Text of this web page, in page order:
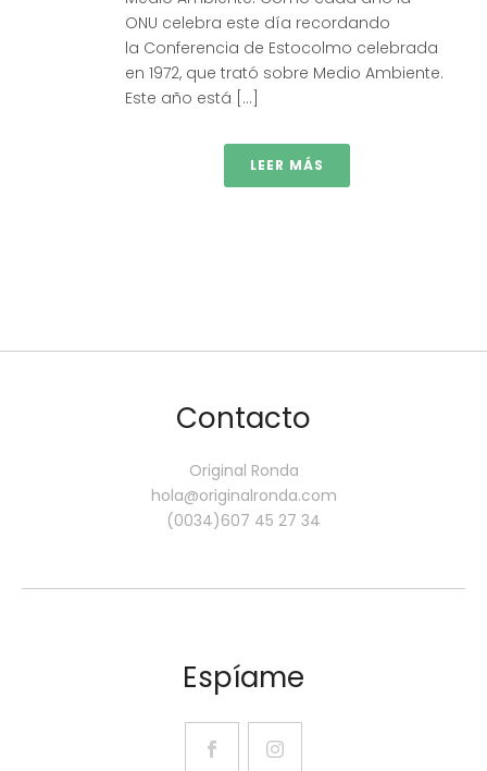
ONU celebra este día recordando
la Conferencia de Estocolmo celebrada
en 1972, que trató sobre Medio Ambiente.
Este año está [...]
LEER MÁS
Contacto
Original Ronda
hola@originalronda.com
(0034)607 45 27 34
Espíame